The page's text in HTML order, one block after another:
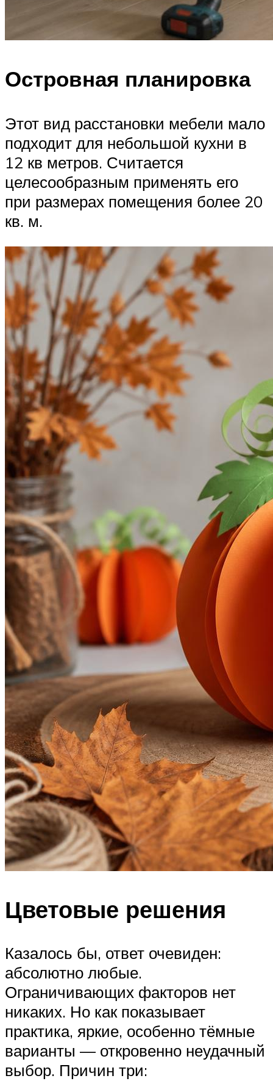
Островная планировка
Этот вид расстановки мебели мало
подходит для небольшой кухни в
12 кв метров. Считается
целесообразным применять его
при размерах помещения более 20
кв. м.
Цветовые решения
Казалось бы, ответ очевиден:
абсолютно любые.
Ограничивающих факторов нет
никаких. Но как показывает
практика, яркие, особенно тёмные
варианты — откровенно неудачный
выбор. Причин три: